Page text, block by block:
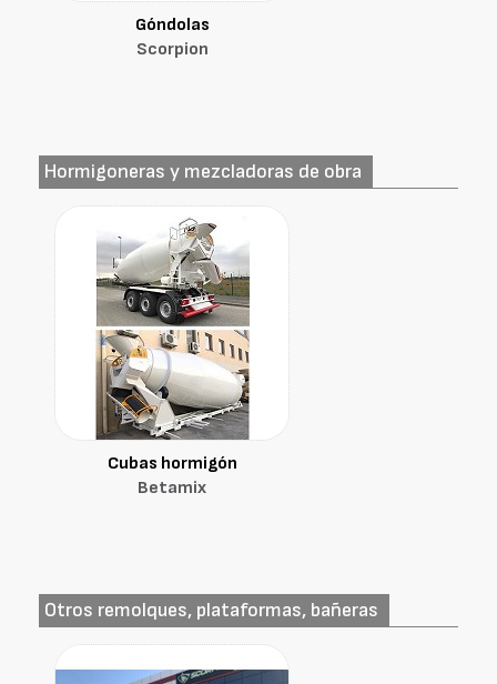
Góndolas
Scorpion
Hormigoneras y mezcladoras de obra
Cubas hormigón
Betamix
Otros remolques, plataformas, bañeras